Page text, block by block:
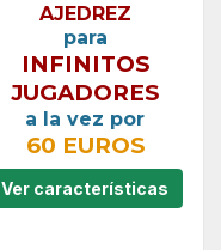
AJEDREZ
para
INFINITOS
JUGADORES
a la vez por
60 EUROS
Ver características